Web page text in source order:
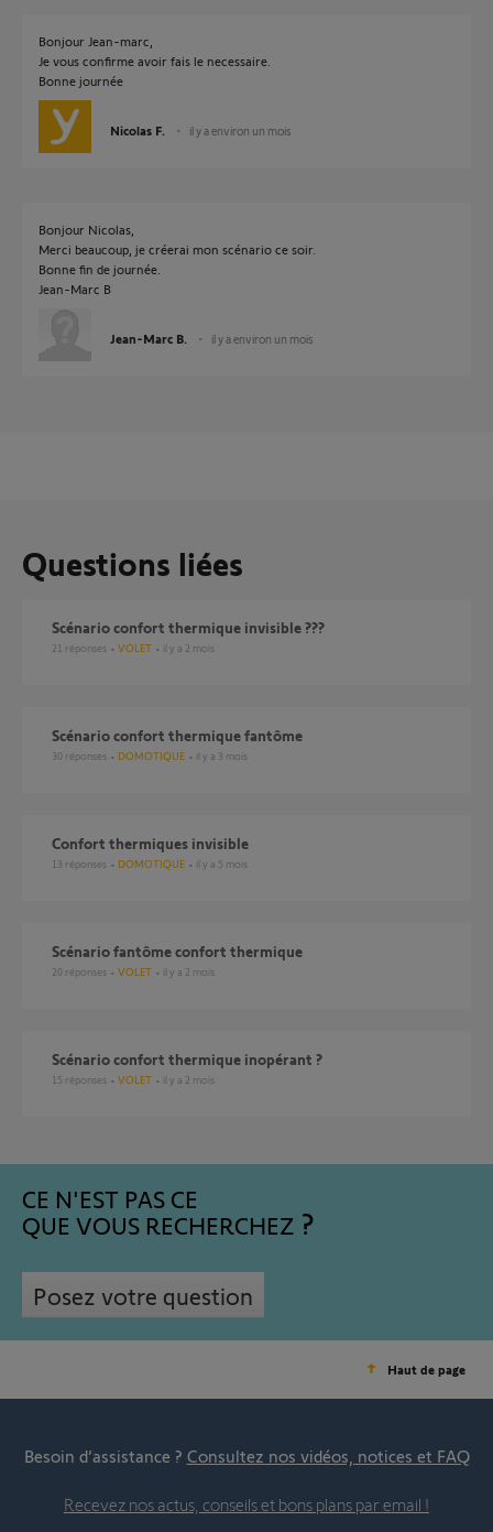
Bonjour Jean-marc,
Je vous confirme avoir fais le necessaire.
Bonne journée
Nicolas F. il y a environ un mois
Bonjour Nicolas,
Merci beaucoup, je créerai mon scénario ce soir.
Bonne fin de journée.
Jean-Marc B
Jean-Marc B. il y a environ un mois
Questions liées
Scénario confort thermique invisible ???
21 réponses VOLET il y a 2 mois
Scénario confort thermique fantôme
30 réponses DOMOTIQUE il y a 3 mois
Confort thermiques invisible
13 réponses DOMOTIQUE il y a 5 mois
Scénario fantôme confort thermique
20 réponses VOLET il y a 2 mois
Scénario confort thermique inopérant ?
15 réponses VOLET il y a 2 mois
CE N'EST PAS CE
QUE VOUS RECHERCHEZ
Posez votre question
Haut de page
Besoin d’assistance ? Consultez nos vidéos, notices et FAQ
Recevez nos actus, conseils et bons plans par email !